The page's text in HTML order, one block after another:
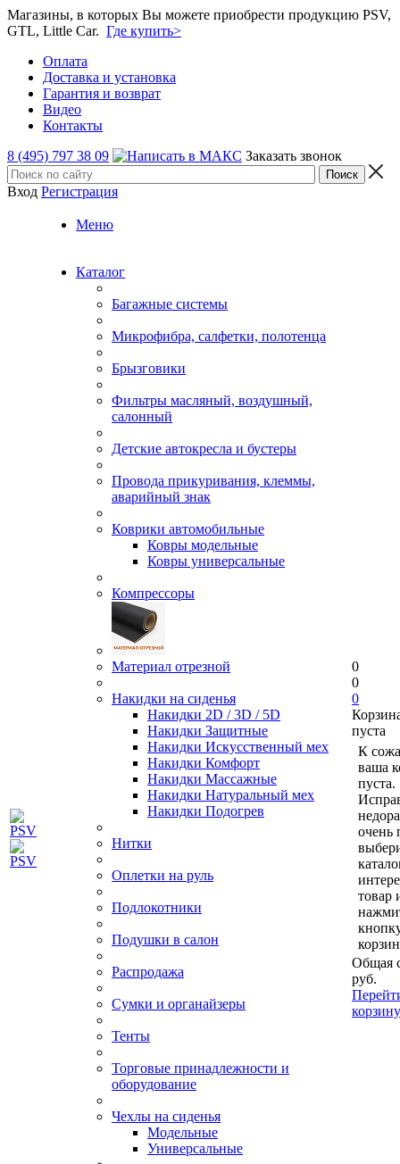
Магазины, в которых Вы можете приобрести продукцию PSV,
GTL, Little Car. Где купить>
Оплата
Доставка и установка
Гарантия и возврат
Видео
Контакты
8 (495) 797 38 09
Заказать звонок
Вход Регистрация
Меню
Каталог
Багажные системы
Микрофибра, салфетки, полотенца
Брызговики
Фильтры масляный, воздушный,
салонный
Детские автокресла и бустеры
Провода прикуривания, клеммы,
аварийный знак
Коврики автомобильные
Ковры модельные
Ковры универсальные
Компрессоры
Материал отрезной
Накидки на сиденья
Накидки 2D / 3D / 5D
Накидки Защитные
Накидки Искусственный мех
Накидки Комфорт
Накидки Массажные
Накидки Натуральный мех
Накидки Подогрев
Нитки
Оплетки на руль
Подлокотники
Подушки в салон
Распродажа
Сумки и органайзеры
Тенты
Торговые принадлежности и
оборудование
Чехлы на сиденья
Модельные
Универсальные
0
0
0
пуста
К
ваша
пуста.
очень
товар
Общая
руб.
корзину